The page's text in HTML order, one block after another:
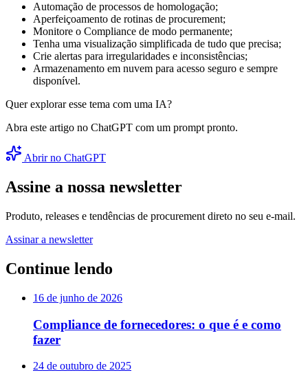
Automação de processos de homologação;
Aperfeiçoamento de rotinas de procurement;
Monitore o Compliance de modo permanente;
Tenha uma visualização simplificada de tudo que precisa;
Crie alertas para irregularidades e inconsistências;
Armazenamento em nuvem para acesso seguro e sempre
disponível.
Quer explorar esse tema com uma IA?
Abra este artigo no ChatGPT com um prompt pronto.
Abrir no ChatGPT
Assine a nossa newsletter
Produto, releases e tendências de procurement direto no seu e-mail.
Assinar a newsletter
Continue lendo
16 de junho de 2026
Compliance de fornecedores: o que é e como
fazer
24 de outubro de 2025